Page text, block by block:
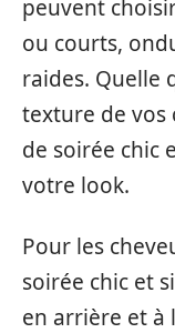
peuvent
ou courts,
raides. Quelle
texture de vos
de soirée chic
votre look.
Pour les
soirée chic et
en arrière et à